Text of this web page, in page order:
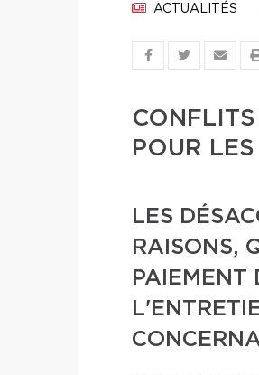
ACTUALITÉS
POUR
LES
RAISONS,
PAIEMENT